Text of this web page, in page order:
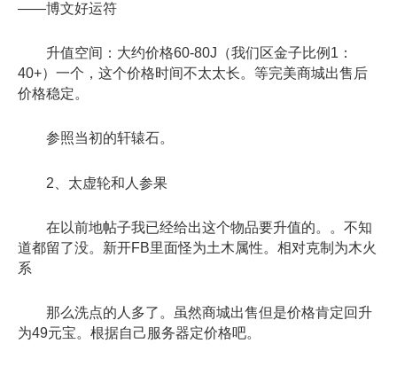
——博文好运符
升值空间：大约价格60-80J（我们区金子比例1：
40+）一个，这个价格时间不太太长。等完美商城出售后
价格稳定。
参照当初的轩辕石。
2、太虚轮和人参果
在以前地帖子我已经给出这个物品要升值的。。不知
道都留了没。新开FB里面怪为土木属性。相对克制为木火
系
那么洗点的人多了。虽然商城出售但是价格肯定回升
为49元宝。根据自己服务器定价格吧。